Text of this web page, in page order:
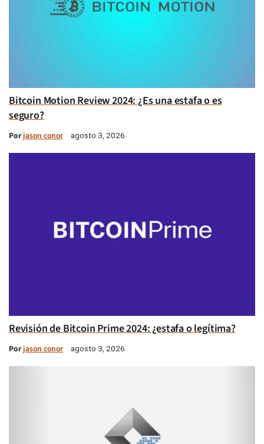
Bitcoin Motion Review 2024: ¿Es una estafa o es
seguro?
Porjason conor agosto 3, 2026
Revisión de Bitcoin Prime 2024: ¿estafa o legítima?
Porjason conor agosto 3, 2026